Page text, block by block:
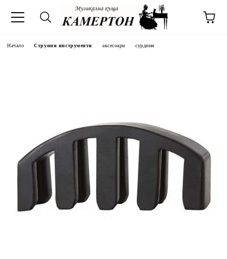
Начало Струнни инструменти аксесоари сурдини